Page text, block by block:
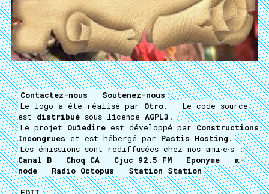
Contactez-nous - Soutenez-nous
Le logo a été réalisé par Otro. - Le code source
est distribué sous licence AGPL3 .
Le projet Ouïedire est développé par Constructions
Incongrues et est hébergé par Pastis Hosting .
Les émissions sont rediffusées chez nos ami⋅e⋅s :
Canal B - Choq CA - Cjuc 92.5 FM - Eponyme - π-
node - Radio Octopus - Station Station